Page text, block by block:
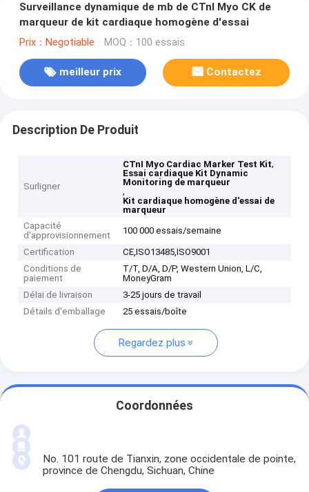
Surveillance dynamique de mb de CTnI Myo CK de
marqueur de kit cardiaque homogène d'essai
Prix：Negotiable MOQ：100 essais
meilleur prix Contactez
Description De Produit
Surligner
CTnI Myo Cardiac Marker Test Kit,
Essai cardiaque Kit Dynamic
Monitoring de marqueur
,
Kit cardiaque homogène d'essai de
marqueur
Capacité
d'approvisionnement
100 000 essais/semaine
Certification
CE,ISO13485,ISO9001
Conditions de
paiement
T/T, D/A, D/P, Western Union, L/C,
MoneyGram
Délai de livraison
3-25 jours de travail
Détails d'emballage
25 essais/boîte
Regardez plus
Coordonnées
No. 101 route de Tianxin, zone occidentale de pointe,
province de Chengdu, Sichuan, Chine